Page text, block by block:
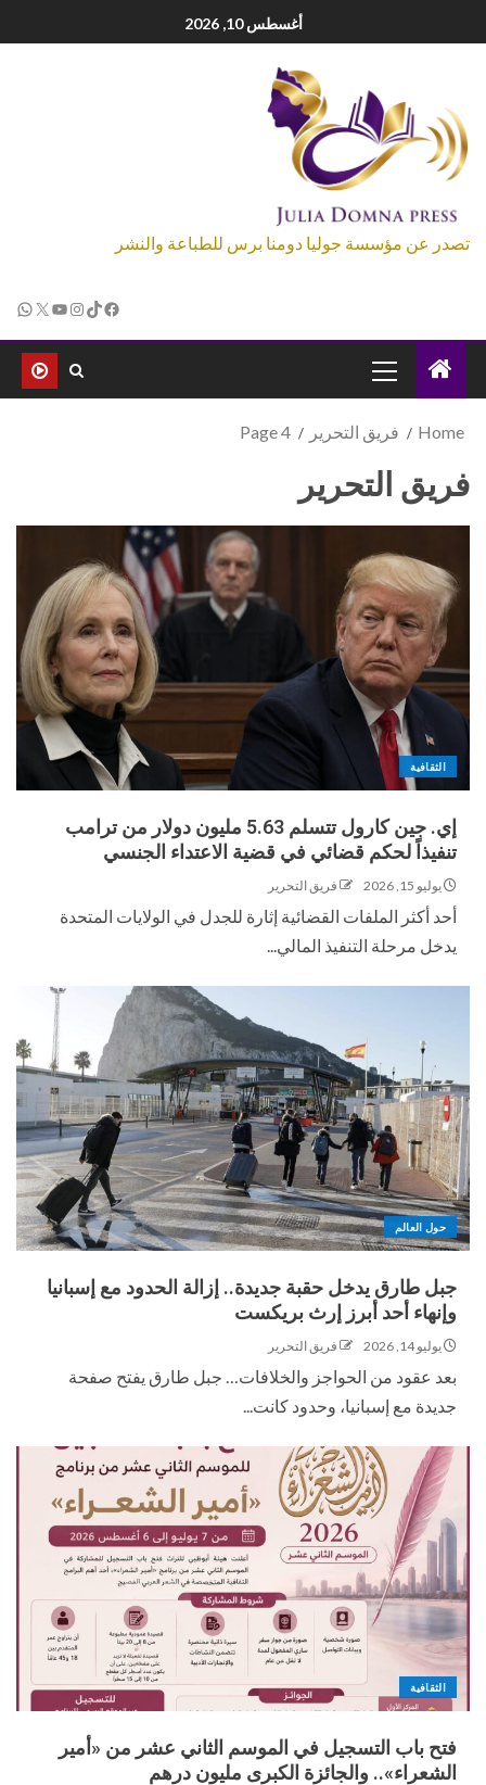
أغسطس 10, 2026
تصدر عن مؤسسة جوليا دومنا برس للطباعة والنشر
Home فريق التحرير Page 4
فريق التحرير
الثقافية
إي. جين كارول تتسلم 5.63 مليون دولار من ترامب
تنفيذاً لحكم قضائي في قضية الاعتداء الجنسي
يوليو 15, 2026 فريق التحرير
أحد أكثر الملفات القضائية إثارة للجدل في الولايات المتحدة
يدخل مرحلة التنفيذ المالي...
حول العالم
جبل طارق يدخل حقبة جديدة.. إزالة الحدود مع إسبانيا
وإنهاء أحد أبرز إرث بريكست
يوليو 14, 2026 فريق التحرير
بعد عقود من الحواجز والخلافات… جبل طارق يفتح صفحة
جديدة مع إسبانيا، وحدود كانت...
الثقافية
فتح باب التسجيل في الموسم الثاني عشر من «أمير
الشعراء».. والجائزة الكبرى مليون درهم